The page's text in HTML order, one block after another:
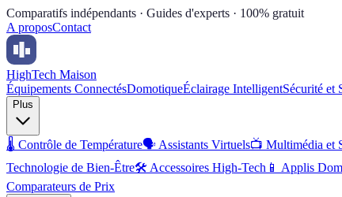
Comparatifs indépendants · Guides d'experts · 100% gratuit
A proposContact
HighTech Maison
Équipements ConnectésDomotiqueÉclairage IntelligentSécurité et
Plus
🌡️ Contrôle de Température🗣️ Assistants Virtuels📺 Multimédia et
Technologie de Bien-Être🛠️ Accessoires High-Tech 📱 Applis
Comparateurs de Prix